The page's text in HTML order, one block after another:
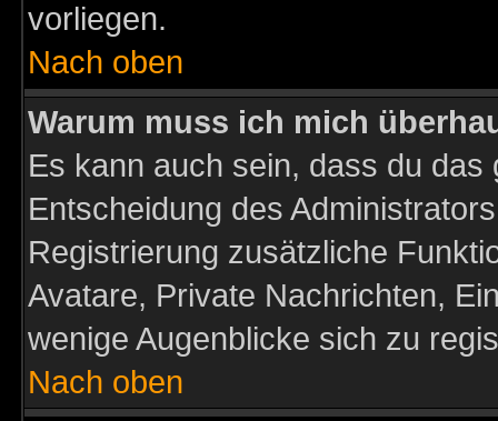
vorliegen.
Nach oben
Warum muss ich mich
Es kann auch sein, dass du
Entscheidung des
Registrierung zusätzliche
Avatare, Private Nachrichten,
wenige Augenblicke sich zu
Nach oben